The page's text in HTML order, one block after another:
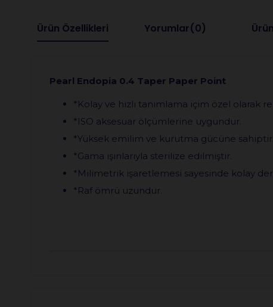
Ürün Özellikleri Yorumlar(0)
Pearl Endopia 0.4 Taper Paper Point
*Kolay ve hızlı tanımlama içim özel olarak
*ISO aksesuar ölçümlerine uygundur.
*Yüksek emilim ve kurutma gücüne sahiptir.
*Gama ışınlarıyla sterilize edilmiştir.
*Milimetrik işaretlemesi sayesinde kolay
*Raf ömrü uzundur.